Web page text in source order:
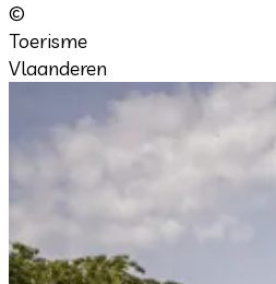
©
Toerisme
Vlaanderen